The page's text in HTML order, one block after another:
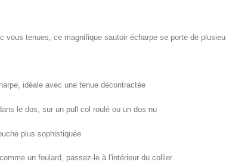
vous tenues, ce magnifique sautoir écharpe se porte de
idéale avec une tenue décontractée
le dos, sur un pull col roulé ou un dos nu
plus sophistiquée
un foulard, passez-le à l'intérieur du collier